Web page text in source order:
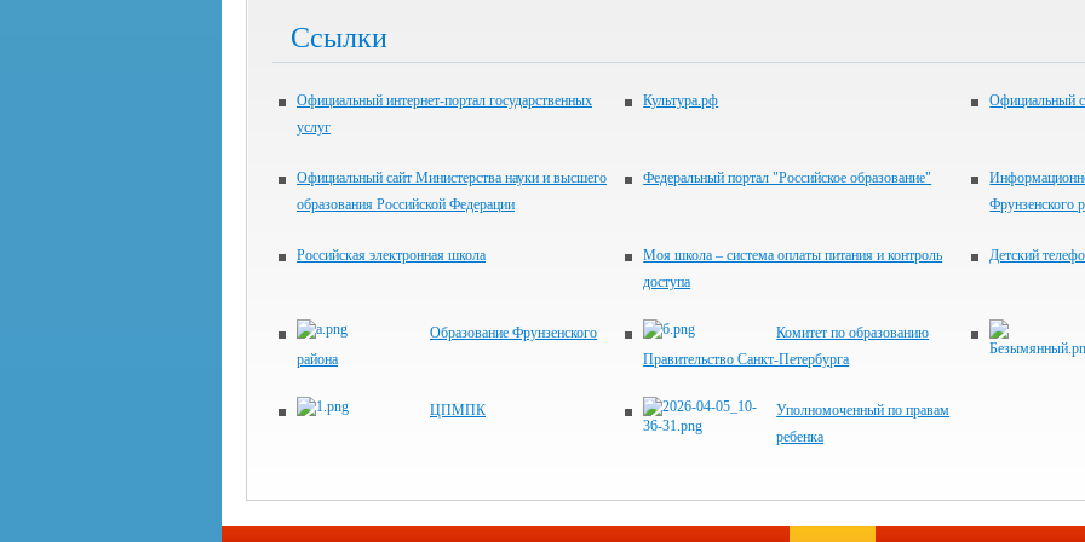
Ссылки
Официальный интернет-портал государственных
услуг
Культура.рф Официальный
Официальный сайт Министерства науки и высшего
образования Российской Федерации
Федеральный портал "Российское образование"
Фрунзенского
Российская электронная школа
Моя школа – система оплаты питания и контроль
доступа
Детский
Образование Фрунзенского
района
Комитет по образованию
Правительство Санкт‑Петербурга
ЦПМПК
Уполномоченный по правам
ребенка